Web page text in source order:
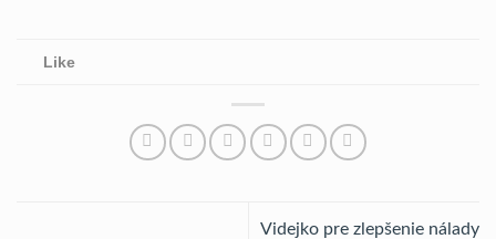
Like
Videjko pre zlepšenie nálady